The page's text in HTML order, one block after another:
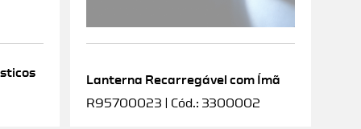
Lanterna Recarregável com Ímã
R95700023 | Cód.: 3300002